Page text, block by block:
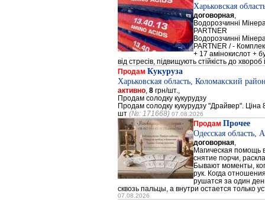
Харьковская
договорная
Водорозчинні
PARTNER
Водорозчинні
PARTNER / -
+ 17 амінокислот +
від стресів, підвищують стійкість до хвороб
Продам Кукуруза
Харьковская область, Коломакский
активно 8 грн/шт.,
Продам солодку кукурудзу
Продам солодку кукурудзу "Драйвер". Ціна
шт (№: 171668) 07.08.2026
Продам Прочее
Одесская область,
договорная
Магическая помощь
снятие порчи,
Бывают моменты,
рук. Когда
рушатся за один
сквозь пальцы, а внутри остается только
07.08.2026